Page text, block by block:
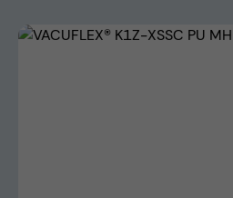
Bildergalerie überspringen